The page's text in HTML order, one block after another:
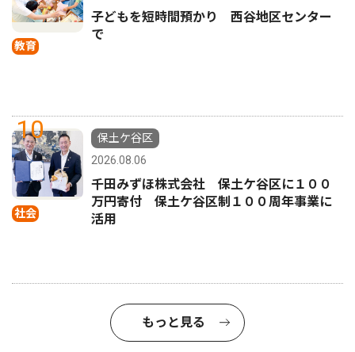
教育
子どもを短時間預かり 西谷地区センター
で
10
社会
保土ケ谷区
2026.08.06
千田みずほ株式会社 保土ケ谷区に１００
万円寄付 保土ケ谷区制１００周年事業に
活用
もっと見る